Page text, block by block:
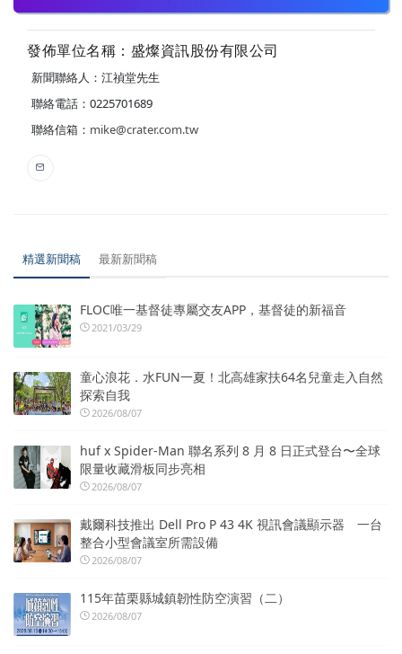
發佈單位名稱：盛燦資訊股份有限公司
新聞聯絡人：江禎堂先生
聯絡電話：0225701689
聯絡信箱： mike@crater.com.tw
精選新聞稿 最新新聞稿
FLOC唯一基督徒專屬交友APP，基督徒的新福音
2021/03/29
童心浪花．水FUN一夏！北高雄家扶64名兒童走入自然
探索自我
2026/08/07
huf x Spider-Man 聯名系列 8 月 8 日正式登台〜全球
限量收藏滑板同步亮相
2026/08/07
戴爾科技推出 Dell Pro P 43 4K 視訊會議顯示器 一台
整合小型會議室所需設備
2026/08/07
115年苗栗縣城鎮韌性防空演習（二）
2026/08/07